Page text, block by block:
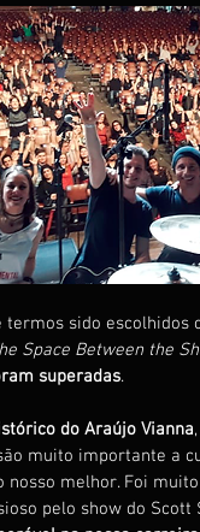
sido escolhidos
Space Between the
superadas.
do Araújo Vianna
muito importante a
nosso melhor. Foi
pelo show do Scott